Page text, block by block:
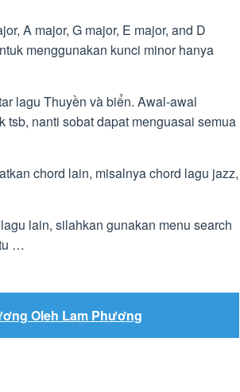
A major, G major, E major, and D
menggunakan kunci minor hanya
lagu Thuyền và biển. Awal-awal
tsb, nanti sobat dapat menguasai semua
chord lain, misalnya chord lagu jazz,
lain, silahkan gunakan menu search
…
Oleh Lam Phương